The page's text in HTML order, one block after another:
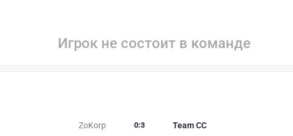
Игрок не состоит в команде
ZoKorp Team CC
0:3